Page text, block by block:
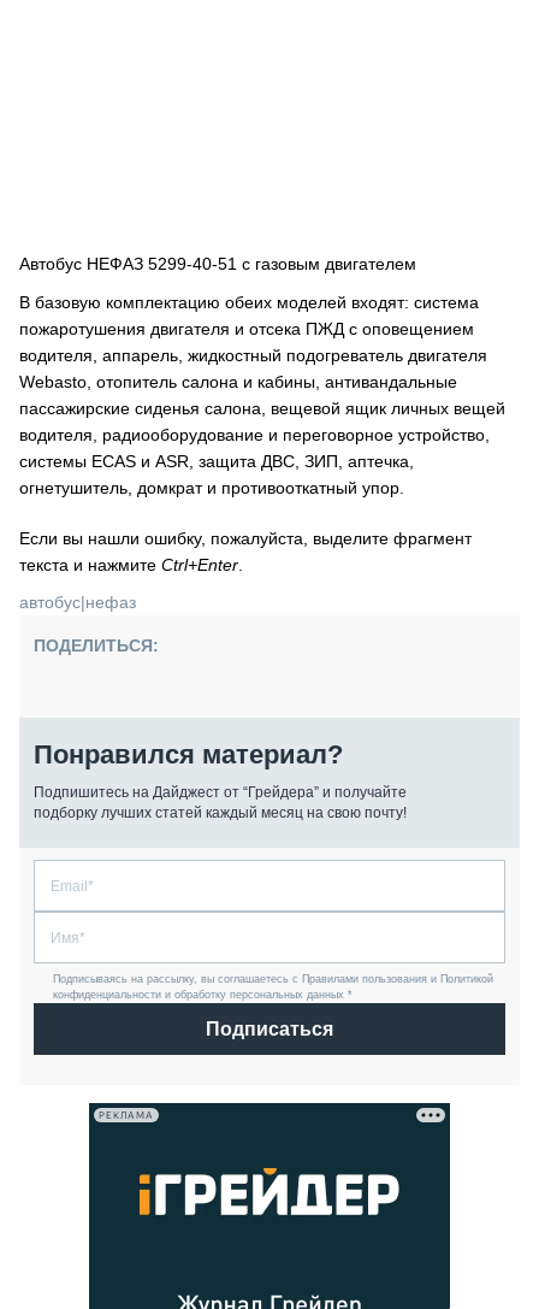
Автобус НЕФАЗ 5299-40-51 с газовым двигателем
В базовую комплектацию обеих моделей входят: система
пожаротушения двигателя и отсека ПЖД c оповещением
водителя, аппарель, жидкостный подогреватель двигателя
Webasto, отопитель салона и кабины, антивандальные
пассажирские сиденья салона, вещевой ящик личных вещей
водителя, радиооборудование и переговорное устройство,
системы ECAS и ASR, защита ДВС, ЗИП, аптечка,
огнетушитель, домкрат и противооткатный упор.
Если вы нашли ошибку, пожалуйста, выделите фрагмент
текста и нажмите Ctrl+Enter
автобус|нефаз
ПОДЕЛИТЬСЯ:
Понравился материал?
Подпишитесь на Дайджест от “Грейдера” и получайте
подборку лучших статей каждый месяц на свою почту!
Подписываясь на рассылку, вы соглашаетесь с Правилами пользования и Политикой
конфиденциальности и обработку персональных данных *
Подписаться
РЕКЛАМА